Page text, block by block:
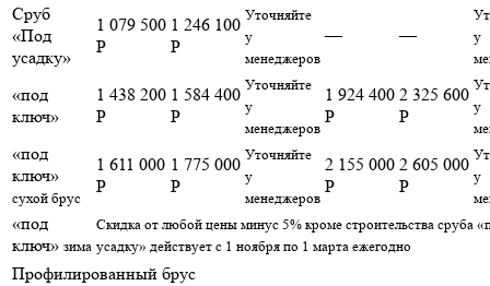
Сруб
«Под
усадку»
1 079 500
Р
1 246 100
Р
Уточняйте
у
менеджеров
— —
у
«под
ключ»
1 438 200
Р
1 584 400
Р
Уточняйте
у
менеджеров
1 924 400
Р
2 325 600
Р
у
«под
ключ»
сухой брус
1 611 000
Р
1 775 000
Р
Уточняйте
у
менеджеров
2 155 000
Р
2 605 000
Р
у
«под
ключ» зима
Скидка от любой цены минус 5% кроме строительства сруба
усадку» действует с 1 ноября по 1 марта ежегодно
Профилированный брус